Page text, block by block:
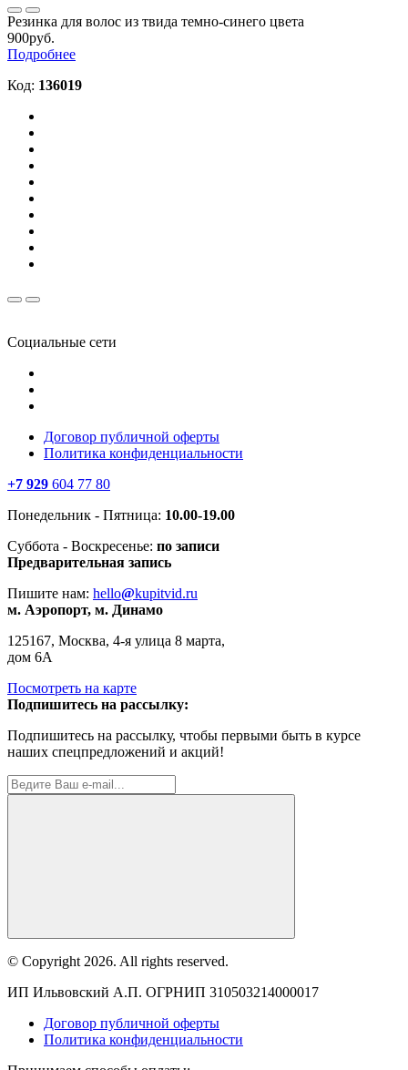
Резинка для волос из твида темно-синего цвета
900руб.
Подробнее
Код: 136019
Социальные сети
Договор публичной оферты
Политика конфиденциальности
+7 929 604 77 80
Понедельник - Пятница: 10.00-19.00
Суббота - Воскресенье: по записи
Предварительная запись
Пишите нам: hello@kupitvid.ru
м. Аэропорт, м. Динамо
125167, Москва, 4-я улица 8 марта,
дом 6А
Посмотреть на карте
Подпишитесь на рассылку:
Подпишитесь на рассылку, чтобы первыми быть в курсе
наших спецпредложений и акций!
© Copyright 2026. All rights reserved.
ИП Ильвовский А.П. ОГРНИП 310503214000017
Договор публичной оферты
Политика конфиденциальности